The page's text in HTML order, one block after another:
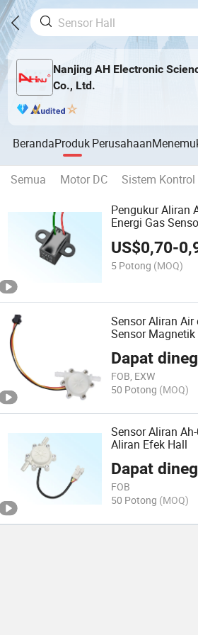
Nanjing AH Electronic
Co., Ltd.
BerandaProdukPerusahaan
Semua Motor DC Sistem
Pengukur Aliran
Energi Gas
US$0,70-
5 Potong (MOQ)
Sensor Aliran
Sensor
Dapat
FOB, EXW
50 Potong (MOQ)
Sensor Aliran
Aliran Efek Hall
Dapat
FOB
50 Potong (MOQ)